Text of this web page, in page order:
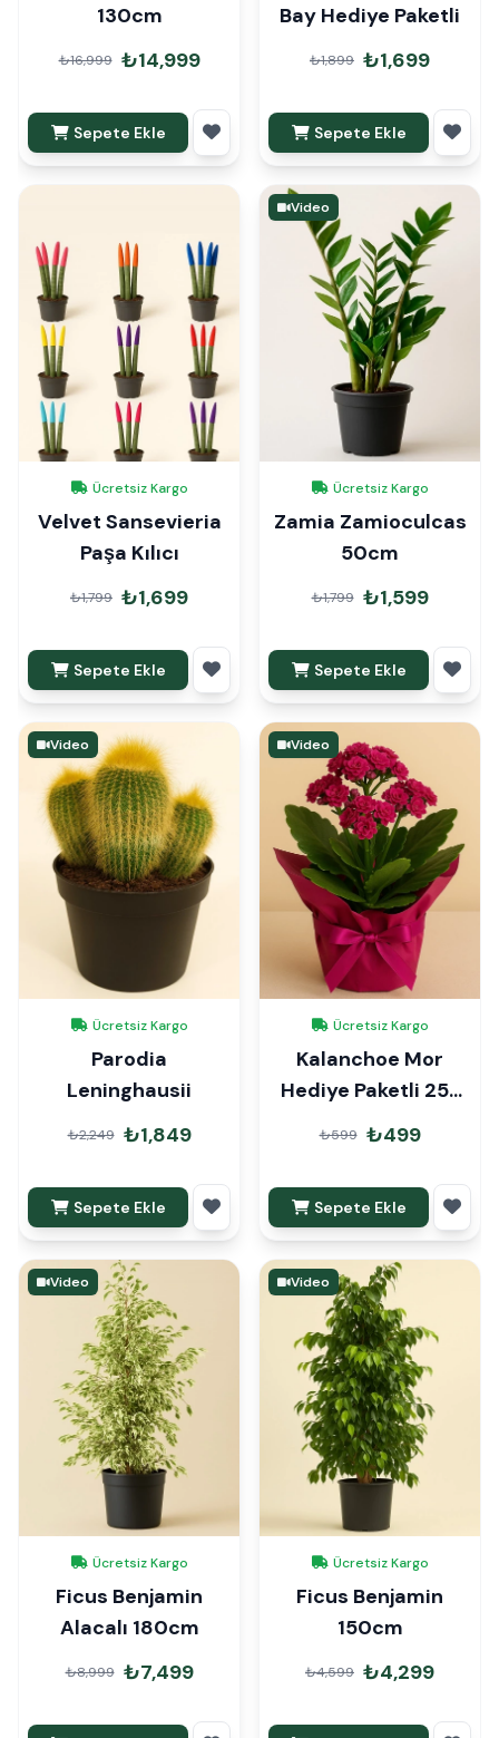
130cm
₺16,999 ₺14,999
Sepete Ekle
Bay Hediye Paketli
₺1,899 ₺1,699
Sepete Ekle
Ücretsiz Kargo
Velvet Sansevieria
Paşa Kılıcı
₺1,799 ₺1,699
Sepete Ekle
Video
Ücretsiz Kargo
Zamia Zamioculcas
50cm
₺1,799 ₺1,599
Sepete Ekle
Video
Ücretsiz Kargo
Parodia
Leninghausii
₺2,249 ₺1,849
Sepete Ekle
Video
Ücretsiz Kargo
Kalanchoe Mor
Hediye Paketli 25-
30cm
₺599 ₺499
Sepete Ekle
Video
Ücretsiz Kargo
Ficus Benjamin
Alacalı 180cm
₺8,999 ₺7,499
Video
Ücretsiz Kargo
Ficus Benjamin
150cm
₺4,599 ₺4,299